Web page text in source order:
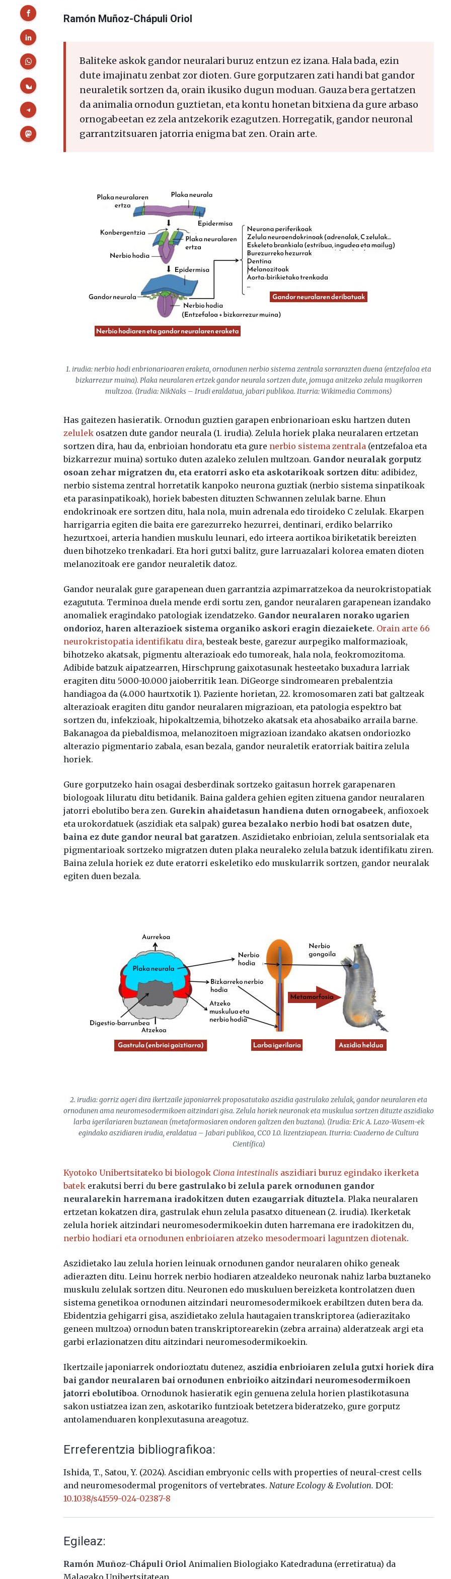
Ramón Muñoz-Chápuli Oriol
Baliteke askok gandor neuralari buruz entzun ez izana. Hala bada, ezin
dute imajinatu zenbat zor dioten. Gure gorputzaren zati handi bat gandor
neuraletik sortzen da, orain ikusiko dugun moduan. Gauza bera gertatzen
da animalia ornodun guztietan, eta kontu honetan bitxiena da gure arbaso
ornogabeetan ez zela antzekorik ezagutzen. Horregatik, gandor neuronal
garrantzitsuaren jatorria enigma bat zen. Orain arte.
1. irudia: nerbio hodi enbrionarioaren eraketa, ornodunen nerbio sistema zentrala sorrarazten duena (entzefaloa eta
bizkarrezur muina). Plaka neuralaren ertzek gandor neurala sortzen dute, jomuga anitzeko zelula mugikorren
multzoa. (Irudia: NikNaks – Irudi eraldatua, jabari publikoa. Iturria: Wikimedia Commons)
Has gaitezen hasieratik. Ornodun guztien garapen enbrionarioan esku hartzen duten
zelulek osatzen dute gandor neurala (1. irudia). Zelula horiek plaka neuralaren ertzetan
sortzen dira, hau da, enbrioian hondoratu eta gure nerbio sistema zentrala (entzefaloa eta
bizkarrezur muina) sortuko duten azaleko zelulen multzoan. Gandor neuralak gorputz
osoan zehar migratzen du, eta eratorri asko eta askotarikoak sortzen ditu: adibidez,
nerbio sistema zentral horretatik kanpoko neurona guztiak (nerbio sistema sinpatikoak
eta parasinpatikoak), horiek babesten dituzten Schwannen zelulak barne. Ehun
endokrinoak ere sortzen ditu, hala nola, muin adrenala edo tiroideko C zelulak. Ekarpen
harrigarria egiten die baita ere garezurreko hezurrei, dentinari, erdiko belarriko
hezurtxoei, arteria handien muskulu leunari, edo irteera aortikoa biriketatik bereizten
duen bihotzeko trenkadari. Eta hori gutxi balitz, gure larruazalari kolorea ematen dioten
melanozitoak ere gandor neuraletik datoz.
Gandor neuralak gure garapenean duen garrantzia azpimarratzekoa da neurokristopatiak
ezagututa. Terminoa duela mende erdi sortu zen, gandor neuralaren garapenean izandako
anomaliek eragindako patologiak izendatzeko. Gandor neuralaren norako ugarien
ondorioz, haren alterazioek sistema organiko askori eragin diezaiekete. Orain arte 66
neurokristopatia identifikatu dira, besteak beste, garezur aurpegiko malformazioak,
bihotzeko akatsak, pigmentu alterazioak edo tumoreak, hala nola, feokromozitoma.
Adibide batzuk aipatzearren, Hirschprung gaixotasunak hesteetako buxadura larriak
eragiten ditu 5000-10.000 jaioberritik 1ean. DiGeorge sindromearen prebalentzia
handiagoa da (4.000 haurtxotik 1). Paziente horietan, 22. kromosomaren zati bat galtzeak
alterazioak eragiten ditu gandor neuralaren migrazioan, eta patologia espektro bat
sortzen du, infekzioak, hipokaltzemia, bihotzeko akatsak eta ahosabaiko arraila barne.
Bakanagoa da piebaldismoa, melanozitoen migrazioan izandako akatsen ondoriozko
alterazio pigmentario zabala, esan bezala, gandor neuraletik eratorriak baitira zelula
horiek.
Gure gorputzeko hain osagai desberdinak sortzeko gaitasun horrek garapenaren
biologoak liluratu ditu betidanik. Baina galdera gehien egiten zituena gandor neuralaren
jatorri ebolutibo bera zen. Gurekin ahaidetasun handiena duten ornogabeek, anfioxoek
eta urokordatuek (aszidiak eta salpak) gurea bezalako nerbio hodi bat osatzen dute,
baina ez dute gandor neural bat garatzen. Aszidietako enbrioian, zelula sentsorialak eta
pigmentarioak sortzeko migratzen duten plaka neuraleko zelula batzuk identifikatu ziren.
Baina zelula horiek ez dute eratorri eskeletiko edo muskularrik sortzen, gandor neuralak
egiten duen bezala.
2. irudia: gorriz ageri dira ikertzaile japoniarrek proposatutako aszidia gastrulako zelulak, gandor neuralaren eta
ornodunen ama neuromesodermikoen aitzindari gisa. Zelula horiek neuronak eta muskulua sortzen dituzte aszidiako
larba igerilariaren buztanean (metaformosiaren ondoren galtzen den buztana). (Irudia: Eric A. Lazo-Wasem-ek
egindako aszidiaren irudia, eraldatua – Jabari publikoa, CC0 1.0. lizentziapean. Iturria: Cuaderno de Cultura
Científica)
Kyotoko Unibertsitateko bi biologok Ciona intestinalis aszidiari buruz egindako ikerketa
batek erakutsi berri dubere gastrulako bi zelula parek ornodunen gandor
neuralarekin harremana iradokitzen duten ezaugarriak dituztela. Plaka neuralaren
ertzetan kokatzen dira, gastrulak ehun zelula pasatxo dituenean (2. irudia). Ikerketak
zelula horiek aitzindari neuromesodermikoekin duten harremana ere iradokitzen du,
nerbio hodiari eta ornodunen enbrioiaren atzeko mesodermoari laguntzen diotenak.
Aszidietako lau zelula horien leinuak ornodunen gandor neuralaren ohiko geneak
adierazten ditu. Leinu horrek nerbio hodiaren atzealdeko neuronak nahiz larba buztaneko
muskulu zelulak sortzen ditu. Neuronen edo muskuluen bereizketa kontrolatzen duen
sistema genetikoa ornodunen aitzindari neuromesodermikoek erabiltzen duten bera da.
Ebidentzia gehigarri gisa, aszidietako zelula hautagaien transkriptorea (adierazitako
geneen multzoa) ornodun baten transkriptorearekin (zebra arraina) alderatzeak argi eta
garbi erlazionatzen ditu aitzindari neuromesodermikoekin.
Ikertzaile japoniarrek ondorioztatu dutenez, aszidia enbrioiaren zelula gutxi horiek dira
bai gandor neuralaren bai ornodunen enbrioiko aitzindari neuromesodermikoen
jatorri ebolutiboa. Ornodunok hasieratik egin genuena zelula horien plastikotasuna
sakon ustiatzea izan zen, askotariko funtzioak betetzera bideratzeko, gure gorputz
antolamenduaren konplexutasuna areagotuz.
Erreferentzia bibliografikoa:
Ishida, T., Satou, Y. (2024). Ascidian embryonic cells with properties of neural-crest cells
and neuromesodermal progenitors of vertebrates.Nature Ecology & Evolution. DOI:
10.1038/s41559-024-02387-8
Egileaz:
Ramón Muñoz-Chápuli OriolAnimalien Biologiako Katedraduna (erretiratua) da
Malagako Unibertsitatean.